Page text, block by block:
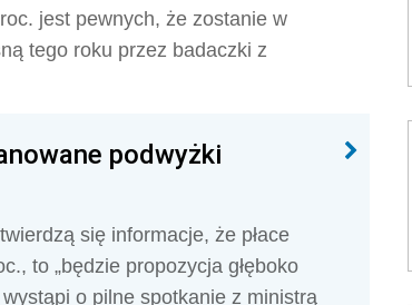
jest pewnych, że zostanie w
tego roku przez badaczki z
podwyżki
się informacje, że płace
to „będzie propozycja głęboko
o pilne spotkanie z ministrą